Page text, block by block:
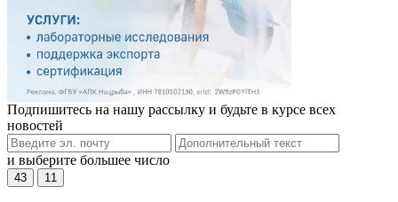
Подпишитесь на нашу рассылку и будьте в курсе всех
новостей
и выберите большее число
43 11